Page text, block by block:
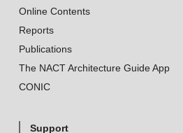
Online Contents
Reports
Publications
The NACT Architecture Guide App
CONIC
Support